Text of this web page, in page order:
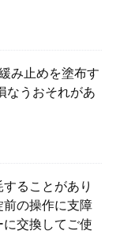
み止めを塗布す
なうおそれがあ
ることがあり
の操作に支障
交換してご使